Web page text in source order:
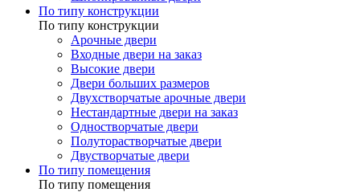
По типу конструкции
По типу конструкции
Арочные двери
Входные двери на заказ
Высокие двери
Двери больших размеров
Двухстворчатые арочные двери
Нестандартные двери на заказ
Одностворчатые двери
Полуторастворчатые двери
Двустворчатые двери
По типу помещения
По типу помещения